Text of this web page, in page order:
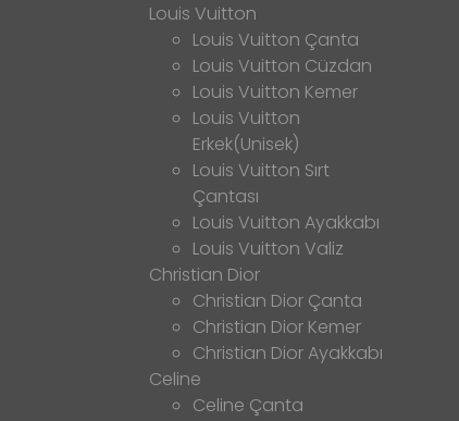
Louis Vuitton
Louis Vuitton Çanta
Louis Vuitton Cüzdan
Louis Vuitton Kemer
Louis Vuitton
Erkek(Unisek)
Louis Vuitton Sırt
Çantası
Louis Vuitton Ayakkabı
Louis Vuitton Valiz
Christian Dior
Christian Dior Çanta
Christian Dior Kemer
Christian Dior Ayakkabı
Celine
Celine Çanta